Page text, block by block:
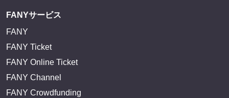
FANYサービス
FANY
FANY Ticket
FANY Online Ticket
FANY Channel
FANY Crowdfunding